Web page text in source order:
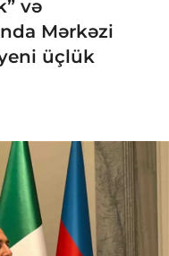
və
Mərkəzi
üçlük